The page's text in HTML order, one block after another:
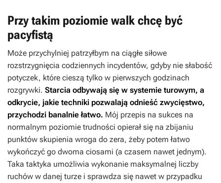
Przy takim poziomie walk chcę być
pacyfistą
Może przychylniej patrzyłbym na ciągłe siłowe
rozstrzygnięcia codziennych incydentów, gdyby nie słabość
potyczek, które cieszą tylko w pierwszych godzinach
rozgrywki. Starcia odbywają się w systemie turowym, a
odkrycie, jakie techniki pozwalają odnieść zwycięstwo,
przychodzi banalnie łatwo. Mój przepis na sukces na
normalnym poziomie trudności opierał się na zbijaniu
punktów skupienia wroga do zera, żeby potem łatwo
wykończyć go dwoma ciosami (a czasem nawet jednym).
Taka taktyka umożliwia wykonanie maksymalnej liczby
ruchów w danej turze i sprawdza się nawet w przypadku